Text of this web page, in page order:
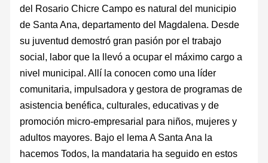
del Rosario Chicre Campo es natural del municipio
de Santa Ana, departamento del Magdalena. Desde
su juventud demostró gran pasión por el trabajo
social, labor que la llevó a ocupar el máximo cargo a
nivel municipal. Allí la conocen como una líder
comunitaria, impulsadora y gestora de programas de
asistencia benéfica, culturales, educativas y de
promoción micro-empresarial para niños, mujeres y
adultos mayores. Bajo el lema A Santa Ana la
hacemos Todos, la mandataria ha seguido en estos